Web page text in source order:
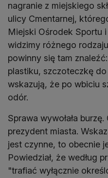
nagranie z miejskiego
ulicy Cmentarnej,
Miejski Ośrodek Sportu
widzimy różnego
powinny się tam
plastiku, szczoteczkę
wskazują, że po wbiciu
odór.
Sprawa wywołała
prezydent miasta.
jest czynne, to obecnie
Powiedział, że według
"trafiać wyłącznie